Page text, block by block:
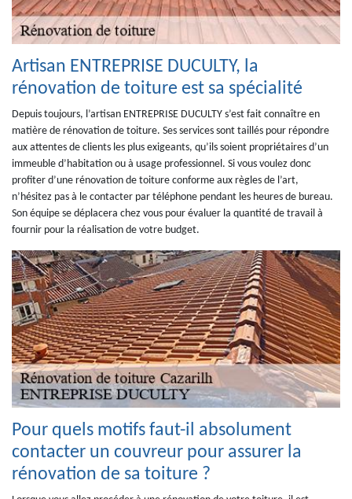
Artisan ENTREPRISE DUCULTY, la
rénovation de toiture est sa spécialité
Depuis toujours, l’artisan ENTREPRISE DUCULTY s’est fait connaître en
matière de rénovation de toiture. Ses services sont taillés pour répondre
aux attentes de clients les plus exigeants, qu’ils soient propriétaires d’un
immeuble d’habitation ou à usage professionnel. Si vous voulez donc
profiter d’une rénovation de toiture conforme aux règles de l’art,
n’hésitez pas à le contacter par téléphone pendant les heures de bureau.
Son équipe se déplacera chez vous pour évaluer la quantité de travail à
fournir pour la réalisation de votre budget.
Pour quels motifs faut-il absolument
contacter un couvreur pour assurer la
rénovation de sa toiture ?